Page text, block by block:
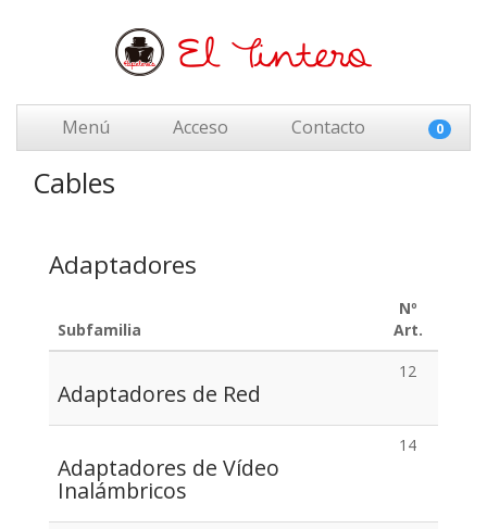
Menú Acceso Contacto 0
Cables
Adaptadores
Subfamilia
Nº
Art.
Adaptadores de Red
12
Adaptadores de Vídeo
Inalámbricos
14